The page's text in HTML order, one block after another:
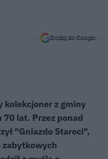
Dodaj do Google
kolekcjoner z gminy
70 lat. Przez ponad
"Gniazdo Staroci",
zabytkowych